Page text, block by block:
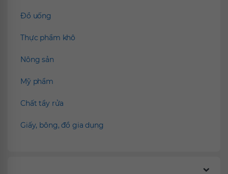
Đồ uống
Thực phẩm khô
Nông sản
Mỹ phẩm
Chất tẩy rửa
Giấy, bông, đồ gia dụng